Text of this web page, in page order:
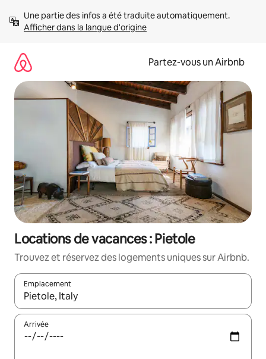
directement
Afficher dans la langue d'origine
Partez-vous un Airbnb
Locations de vacances : Pietole
Trouvez et réservez des logements uniques sur Airbnb.
Emplacement
Quand les résultats sont affichés, parcourez-les en utilisant
Arrivée